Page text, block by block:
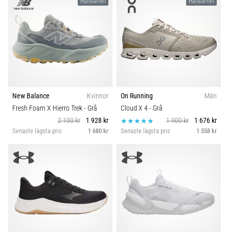
New Balance
Kvinnor
Fresh Foam X Hierro Trek- Grå
2 100 kr
1 928 kr
Senaste lägsta pris 1 680 kr
On Running
Män
Cloud X 4- Grå
1 900 kr
1 676 kr
Senaste lägsta pris 1 558 kr